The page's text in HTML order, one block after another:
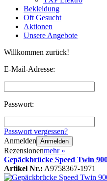
Bekleidung
Oft Gesucht
Aktionen
Unsere Angebote
Willkommen zurück!
E-Mail-Adresse:
Passwort:
Passwort vergessen?
Anmelden Anmelden
Rezensionenmehr »
Gepäckbrücke Speed Twin
Artikel Nr.: A9758367-1971